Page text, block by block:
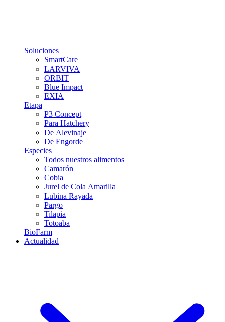
Soluciones
SmartCare
LARVIVA
ORBIT
Blue Impact
EXIA
Etapa
P3 Concept
Para Hatchery
De Alevinaje
De Engorde
Especies
Todos nuestros alimentos
Camarón
Cobia
Jurel de Cola Amarilla
Lubina Rayada
Pargo
Tilapia
Totoaba
BioFarm
Actualidad